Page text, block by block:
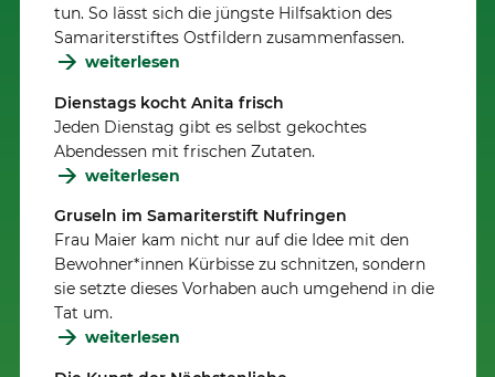
tun. So lässt sich die jüngste Hilfsaktion des
Samariterstiftes Ostfildern zusammenfassen.
weiterlesen
Dienstags kocht Anita frisch
Jeden Dienstag gibt es selbst gekochtes
Abendessen mit frischen Zutaten.
weiterlesen
Gruseln im Samariterstift Nufringen
Frau Maier kam nicht nur auf die Idee mit den
Bewohner*innen Kürbisse zu schnitzen, sondern
sie setzte dieses Vorhaben auch umgehend in die
Tat um.
weiterlesen